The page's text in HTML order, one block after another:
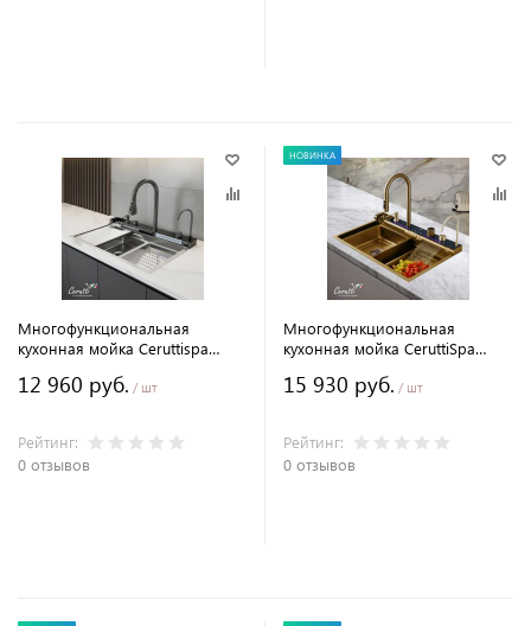
Многофункциональная
кухонная мойка Ceruttispa
(матовый хром) из
12 960 руб. / шт
Рейтинг:
0 отзывов
НОВИНКА
Многофункциональная
кухонная мойка CeruttiSpa
GOLD (золото) из
15 930 руб. / шт
Рейтинг:
0 отзывов